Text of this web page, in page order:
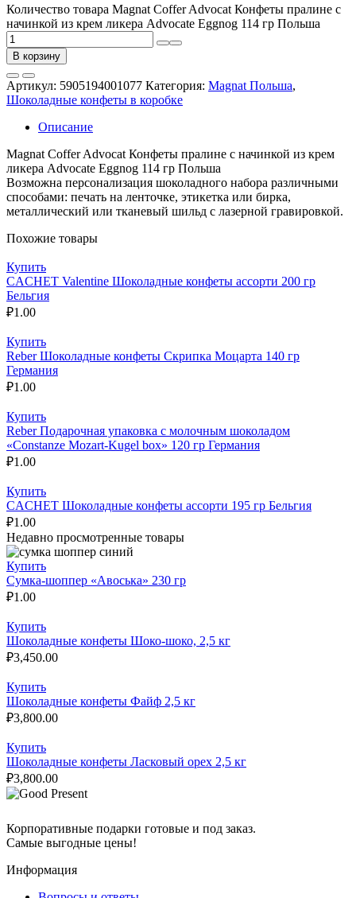
Количество товара Magnat Coffer Advocat Конфеты пралине с
начинкой из крем ликера Advocate Eggnog 114 гр Польша
В корзину
Артикул: 5905194001077 Категория: Magnat Польша,
Шоколадные конфеты в коробке
Описание
Magnat Coffer Advocat Конфеты пралине с начинкой из крем
ликера Advocate Eggnog 114 гр Польша
Возможна персонализация шоколадного набора различными
способами: печать на ленточке, этикетка или бирка,
металлический или тканевый шильд с лазерной гравировкой.
Похожие товары
Купить
CACHET Valentine Шоколадные конфеты ассорти 200 гр
Бельгия
₽1.00
Купить
Reber Шоколадные конфеты Скрипка Моцарта 140 гр
Германия
₽1.00
Купить
Reber Подарочная упаковка с молочным шоколадом
«Constanze Mozart-Kugel box» 120 гр Германия
₽1.00
Купить
CACHET Шоколадные конфеты ассорти 195 гр Бельгия
₽1.00
Недавно просмотренные товары
Купить
Сумка-шоппер «Авоська» 230 гр
₽1.00
Купить
Шоколадные конфеты Шоко-шоко, 2,5 кг
₽3,450.00
Купить
Шоколадные конфеты Файф 2,5 кг
₽3,800.00
Купить
Шоколадные конфеты Ласковый орех 2,5 кг
₽3,800.00
Корпоративные подарки готовые и под заказ.
Самые выгодные цены!
Информация